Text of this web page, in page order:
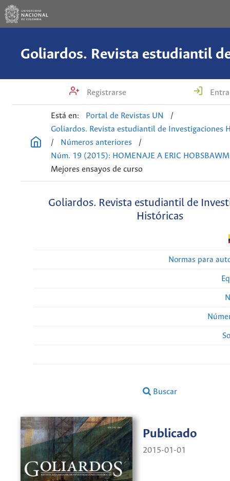
Registrarse
Está en: Portal de Revistas UN
/
Goliardos. Revista estudiantil de Investigaciones
/
Números anteriores
/
Núm. 19 (2015): HOMENAJE A ERIC HOBSBAWM
Mejores ensayos de curso
Goliardos. Revista estudiantil de
Históricas
Normas para
Buscar
Publicado
2015-01-01